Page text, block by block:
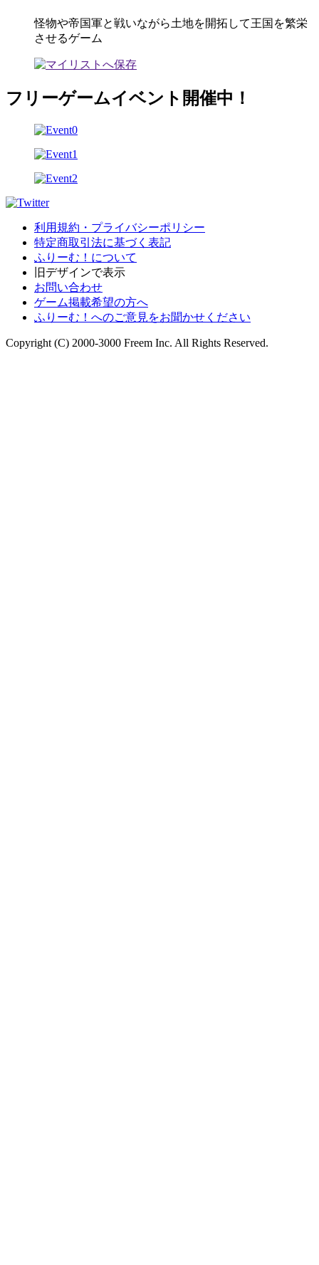
怪物や帝国軍と戦いながら土地を開拓して王国を繁栄
させるゲーム
フリーゲームイベント開催中！
利用規約・プライバシーポリシー
特定商取引法に基づく表記
ふりーむ！について
旧デザインで表示
お問い合わせ
ゲーム掲載希望の方へ
ふりーむ！へのご意見をお聞かせください
Copyright (C) 2000-3000 Freem Inc. All Rights Reserved.